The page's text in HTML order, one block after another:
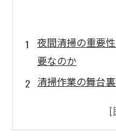
夜間清掃の重要
要なのか
清掃作業の舞台
業務が終わった